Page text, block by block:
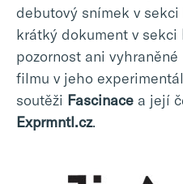
debutový snímek v sekci
krátký dokument v sekci
pozornost ani
filmu v jeho
soutěži Fascinace a její
Exprmntl.cz.